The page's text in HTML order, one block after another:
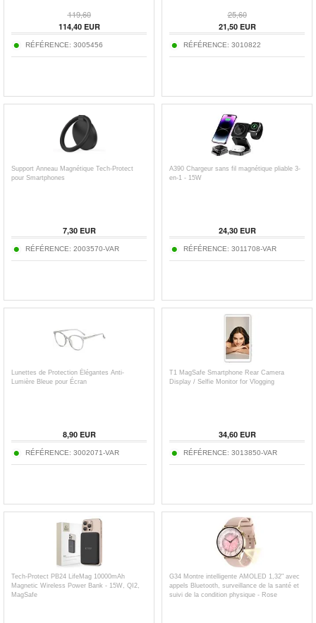
119,60
114,40EUR
RÉFÉRENCE: 3005456
25,60
21,50EUR
RÉFÉRENCE: 3010822
Support Anneau Magnétique Tech-Protect
pour Smartphones
7,30EUR
RÉFÉRENCE: 2003570-VAR
A390 Chargeur sans fil magnétique pliable 3-
en-1 - 15W
24,30EUR
RÉFÉRENCE: 3011708-VAR
Lunettes de Protection Élégantes Anti-
Lumière Bleue pour Écran
8,90EUR
RÉFÉRENCE: 3002071-VAR
T1 MagSafe Smartphone Rear Camera
Display / Selfie Monitor for Vlogging
34,60EUR
RÉFÉRENCE: 3013850-VAR
Tech-Protect PB24 LifeMag 10000mAh
Magnetic Wireless Power Bank - 15W, QI2,
MagSafe
G34 Montre intelligente AMOLED 1,32" avec
appels Bluetooth, surveillance de la santé et
suivi de la condition physique - Rose